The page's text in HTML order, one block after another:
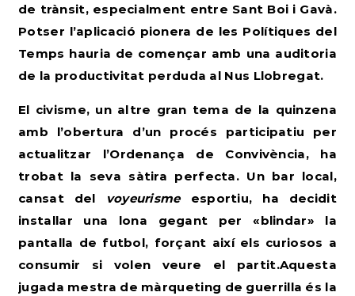
de trànsit, especialment entre Sant Boi i Gavà.
Potser l’aplicació pionera de les Polítiques del
Temps hauria de començar amb una auditoria
de la productivitat perduda al Nus Llobregat.
El civisme, un altre gran tema de la quinzena
amb l’obertura d’un procés participatiu per
actualitzar l’Ordenança de Convivència, ha
trobat la seva sàtira perfecta. Un bar local,
cansat del
voyeurismeesportiu, ha decidit
instal·lar una lona gegant per «blindar» la
pantalla de futbol, forçant així els curiosos a
consumir si volen veure el partit.Aquesta
jugada mestra de màrqueting de guerrilla és la